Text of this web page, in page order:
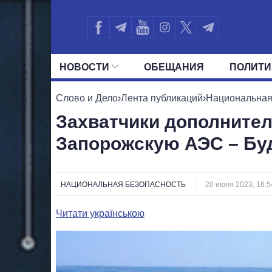
НОВОСТИ ОБЕЩАНИЯ
ВСЕ ПОЛИТИКИ ПРЕЗИДЕНТ И
Слово и Дело›Лента публикаций›
Захватчики
Запорожскую АЭС –
НАЦИОНАЛЬНАЯ БЕЗОПАСНОСТЬ 20 июня 2023,
Читати українською